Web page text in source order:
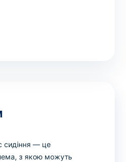
сидіння — це
з якою можуть